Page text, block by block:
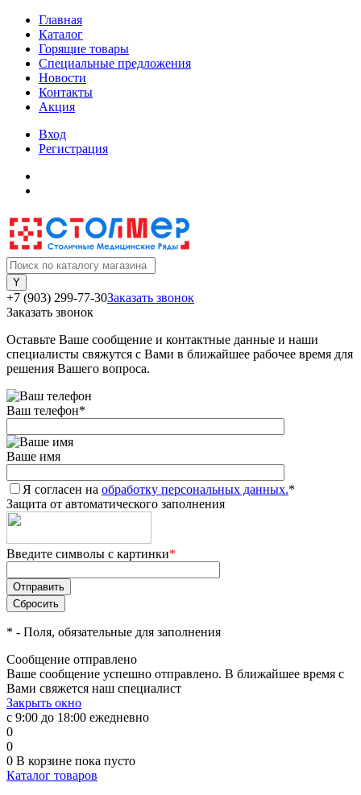
Главная
Каталог
Горящие товары
Специальные предложения
Новости
Контакты
Акция
Вход
Регистрация
+7 (903) 299-77-30Заказать звонок
Заказать звонок
Оставьте Ваше сообщение и контактные данные и наши
специалисты свяжутся с Вами в ближайшее рабочее время для
решения Вашего вопроса.
Ваш телефон*
Ваше имя
Я согласен на обработку персональных данных.*
Защита от автоматического заполнения
Введите символы с картинки*
* - Поля, обязательные для заполнения
Сообщение отправлено
Ваше сообщение успешно отправлено. В ближайшее время с
Вами свяжется наш специалист
Закрыть окно
с 9:00 до 18:00 ежедневно
0
0
0 В корзине пока пусто
Каталог товаров